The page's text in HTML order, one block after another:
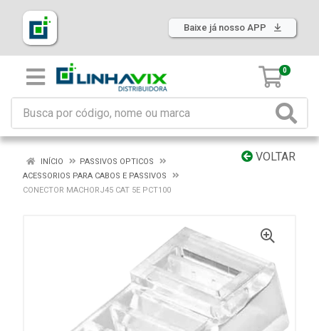
Baixe já nosso APP
0
VOLTAR
INÍCIO
PASSIVOS OPTICOS
ACESSORIOS PARA CABOS E PASSIVOS
CONECTOR MACHORJ45 CAT 5E PCT100